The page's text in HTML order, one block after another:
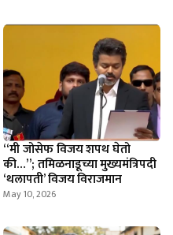
​“मी जोसेफ विजय शपथ घेतो
की…”; तमिळनाडूच्या मुख्यमंत्रिपदी
‘थलापती’ विजय विराजमान
May 10, 2026